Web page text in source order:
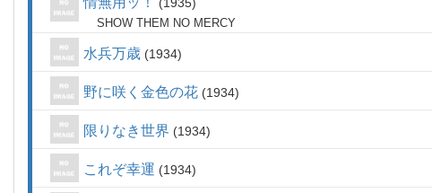
SHOW THEM NO MERCY
水兵万歳 1934
野に咲く金色の花 1934
限りなき世界 1934
これぞ幸運 1934